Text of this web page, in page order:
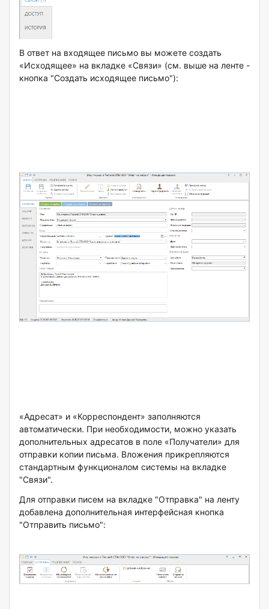
В ответ на входящее письмо вы можете создать
«Исходящее» на вкладке «Связи» (см. выше на ленте -
кнопка "Создать исходящее письмо"):
«Адресат» и «Корреспондент» заполняются
автоматически. При необходимости, можно указать
дополнительных адресатов в поле «Получатели» для
отправки копии письма. Вложения прикрепляются
стандартным функционалом системы на вкладке
"Связи".
Для отправки писем на вкладке "Отправка" на ленту
добавлена дополнительная интерфейсная кнопка
"Отправить письмо":